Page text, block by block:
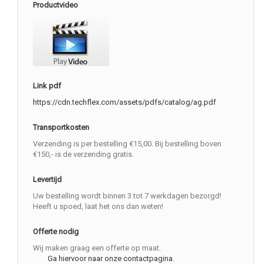
Productvideo
Link pdf
https://cdn.techflex.com/assets/pdfs/catalog/ag.pdf
Transportkosten
Verzending is per bestelling €15,00. Bij bestelling boven
€150,- is de verzending gratis.
Levertijd
Uw bestelling wordt binnen 3 tot 7 werkdagen bezorgd!
Heeft u spoed, laat het ons dan weten!
Offerte nodig
Wij maken graag een offerte op maat.
Ga hiervoor naar onze contactpagina.